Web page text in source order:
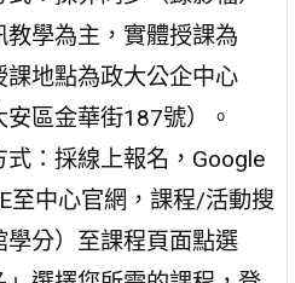
教學為主，實體授課為
課地點為政大公企中心
安區金華街187號）。
式：採線上報名，Google
至中心官網，課程/活動搜
學分）至課程頁面點選